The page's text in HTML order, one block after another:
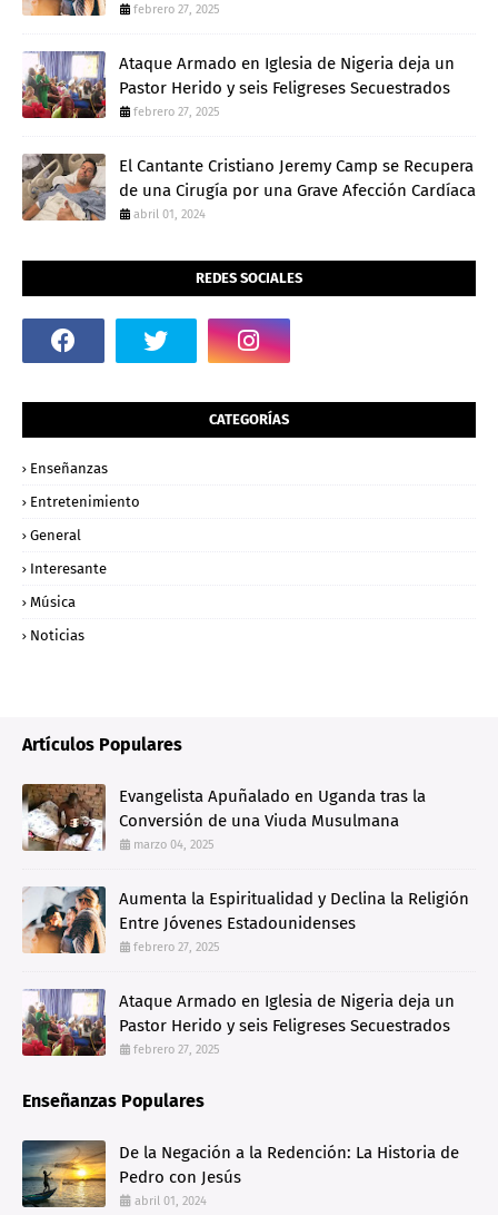
febrero 27, 2025
Ataque Armado en Iglesia de Nigeria deja un
Pastor Herido y seis Feligreses Secuestrados
febrero 27, 2025
El Cantante Cristiano Jeremy Camp se Recupera
de una Cirugía por una Grave Afección Cardíaca
abril 01, 2024
REDES SOCIALES
CATEGORÍAS
Enseñanzas
Entretenimiento
General
Interesante
Música
Noticias
Artículos Populares
Evangelista Apuñalado en Uganda tras la
Conversión de una Viuda Musulmana
marzo 04, 2025
Aumenta la Espiritualidad y Declina la Religión
Entre Jóvenes Estadounidenses
febrero 27, 2025
Ataque Armado en Iglesia de Nigeria deja un
Pastor Herido y seis Feligreses Secuestrados
febrero 27, 2025
Enseñanzas Populares
De la Negación a la Redención: La Historia de
Pedro con Jesús
abril 01, 2024